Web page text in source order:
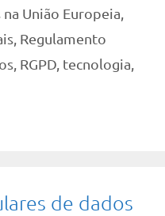
União Europeia
Regulamento
RGPD tecnologia
de dados